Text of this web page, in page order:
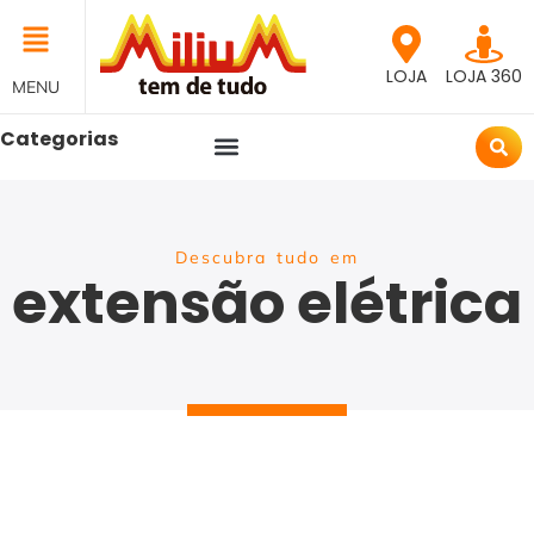
MENU LOJA LOJA 360
Categorias
Descubra tudo em
extensão elétrica